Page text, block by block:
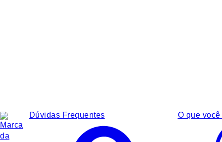
Dúvidas Frequentes O que